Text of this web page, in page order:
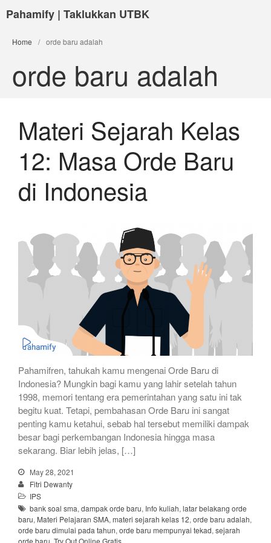
Pahamify | Taklukkan UTBK
Home / orde baru adalah
orde baru adalah
Materi Sejarah Kelas
12: Masa Orde Baru
di Indonesia
Pahamifren, tahukah kamu mengenai Orde Baru di
Indonesia? Mungkin bagi kamu yang lahir setelah tahun
1998, memori tentang era pemerintahan yang satu ini tak
begitu kuat. Tetapi, pembahasan Orde Baru ini sangat
penting kamu ketahui, sebab hal tersebut memiliki dampak
besar bagi perkembangan Indonesia hingga masa
sekarang. Biar lebih jelas, […]
May 28, 2021
Fitri Dewanty
IPS
bank soal sma, dampak orde baru, Info kuliah, latar belakang orde
baru, Materi Pelajaran SMA, materi sejarah kelas 12, orde baru adalah,
orde baru dimulai pada tahun, orde baru mempunyai tekad, sejarah
orde baru Try Out Online Gratis